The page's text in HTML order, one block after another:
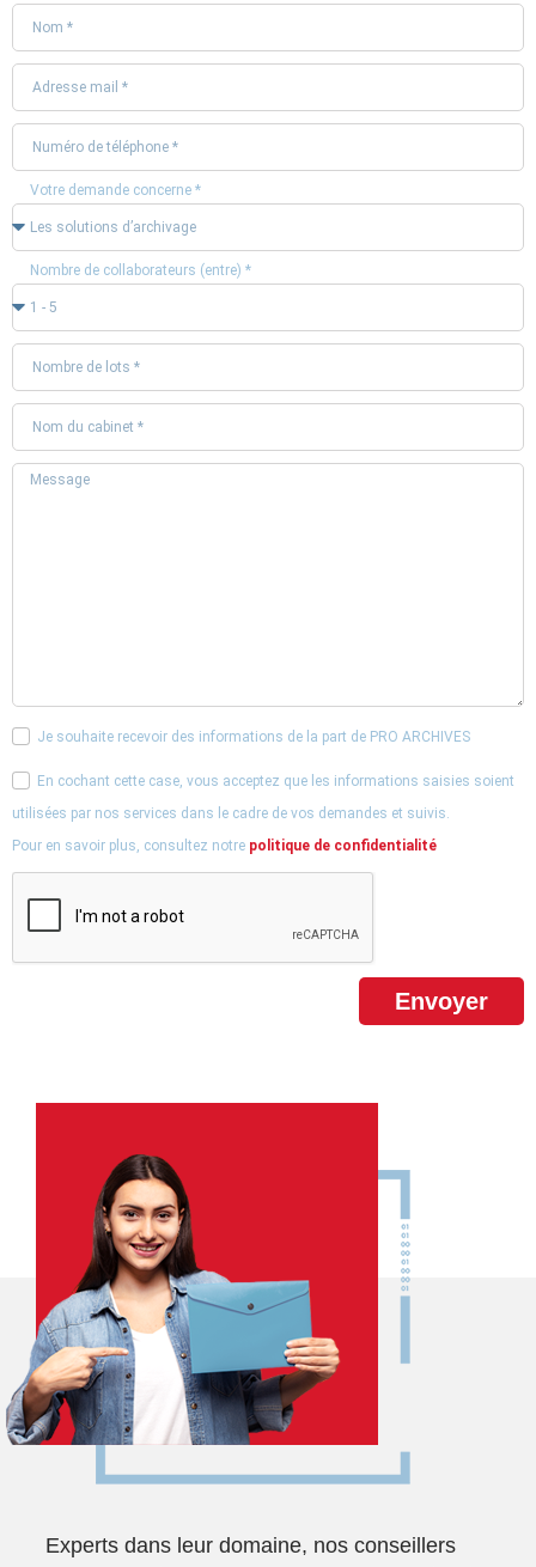
Votre demande concerne *
Nombre de collaborateurs (entre) *
Je souhaite recevoir des informations de la part de PRO ARCHIVES
En cochant cette case, vous acceptez que les informations saisies soient
utilisées par nos services dans le cadre de vos demandes et suivis.
Pour en savoir plus, consultez notre politique de confidentialité
Envoyer
Experts dans leur domaine, nos conseillers